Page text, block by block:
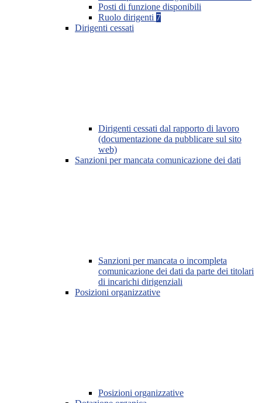
Posti di funzione disponibili
Ruolo dirigenti 7
Dirigenti cessati
Dirigenti cessati dal rapporto di lavoro
(documentazione da pubblicare sul sito
web)
Sanzioni per mancata comunicazione dei dati
Sanzioni per mancata o incompleta
comunicazione dei dati da parte dei titolari
di incarichi dirigenziali
Posizioni organizzative
Posizioni organizzative